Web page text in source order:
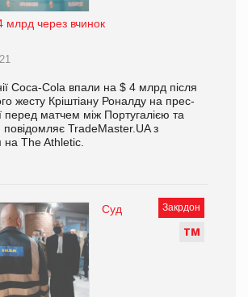
млрд через вчинок
Coca-Cola впали на $ 4 млрд після
жесту Кріштіану Роналду на прес-
перед матчем між Португалією та
TradeMaster.UA з
The Athletic.
Закрдон
ТМ
Суд